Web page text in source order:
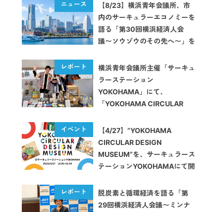
【8/23】横浜青年会議所、市
内のサーキュラーエコノミーを
語る「第30回横浜経済人会
議〜ソウゾウのその先へ〜」を
横浜青年会議所主催「サーキュ
ラーステーション
YOKOHAMA」にて、
「YOKOHAMA CIRCULAR
ました【イベントレポート】
【4/27】”YOKOHAMA
CIRCULAR DESIGN
MUSEUM”を、サーキュラース
テーションYOKOHAMAにて開
脱炭素と循環経済を語る「第
29回横浜経済人会議〜ミンナ